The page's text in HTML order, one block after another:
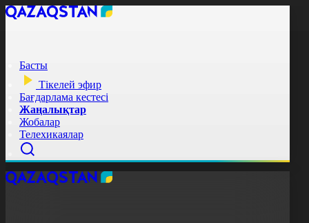
Басты
Тікелей эфир
Бағдарлама кестесі
Жаңалықтар
Жобалар
Телехикаялар